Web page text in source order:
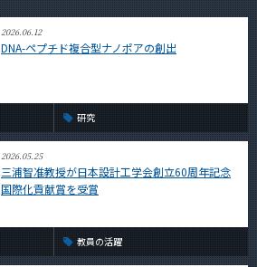
2026.06.12
DNA-ペプチド複合型ナノポアの創出
研究
2026.05.25
三浦智准教授が日本設計工学会創立60周年記念
国際化貢献賞を受賞
教員の活躍